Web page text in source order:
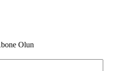
Olun